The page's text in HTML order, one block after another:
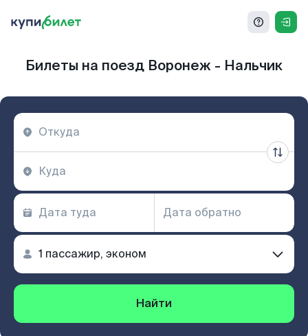
Билеты на поезд Воронеж - Нальчик
Найти